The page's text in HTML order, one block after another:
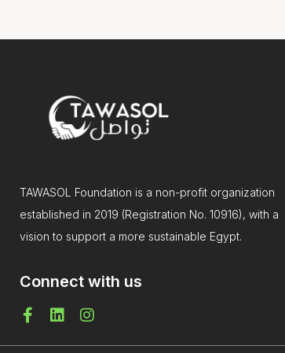
TAWASOL Foundation is a non-profit organization
established in 2019 (Registration No. 10916), with a
vision to support a more sustainable Egypt.
Connect with us